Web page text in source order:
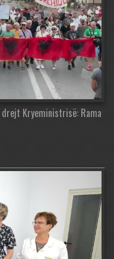
Kryeministrisë: Rama